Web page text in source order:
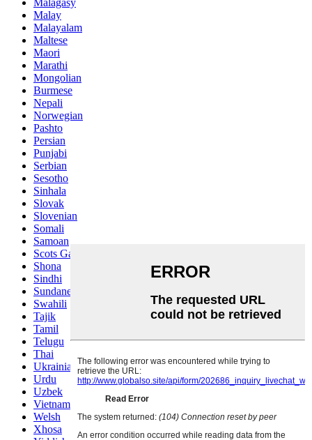
Malagasy
Malay
Malayalam
Maltese
Maori
Marathi
Mongolian
Burmese
Nepali
Norwegian
Pashto
Persian
Punjabi
Serbian
Sesotho
Sinhala
Slovak
Slovenian
Somali
Samoan
Scots Gaelic
Shona
Sindhi
Sundanese
Swahili
Tajik
Tamil
Telugu
Thai
Ukrainian
Urdu
Uzbek
Vietnamese
Welsh
Xhosa